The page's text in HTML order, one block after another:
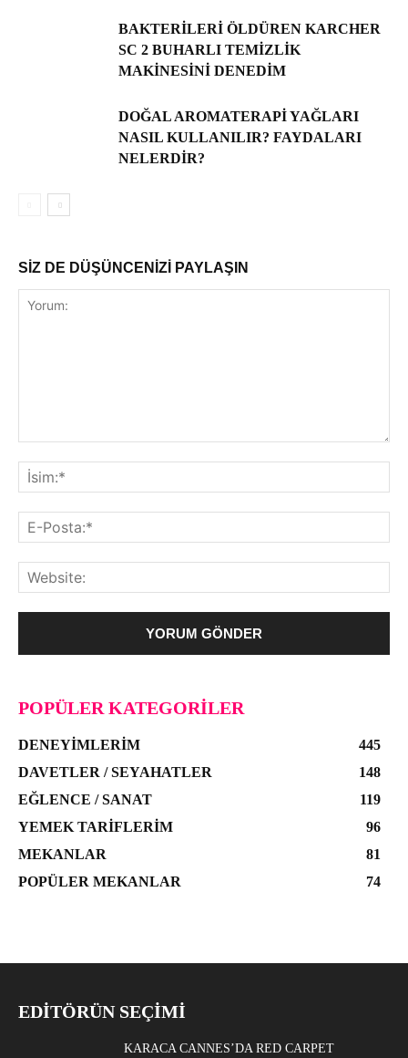
BAKTERILERI ÖLDÜREN KARCHER
SC 2 BUHARLI TEMIZLIK
MAKINESINI DENEDIM
DOĞAL AROMATERAPI YAĞLARI
NASIL KULLANILIR? FAYDALARI
NELERDIR?
SİZ DE DÜŞÜNCENİZİ PAYLAŞIN
POPÜLER KATEGORILER
DENEYIMLERIM
445
DAVETLER / SEYAHATLER
148
EĞLENCE / SANAT
119
YEMEK TARIFLERIM
96
MEKANLAR
81
POPÜLER MEKANLAR
74
EDITÖRÜN SEÇIMI
KARACA CANNES’DA RED CARPET